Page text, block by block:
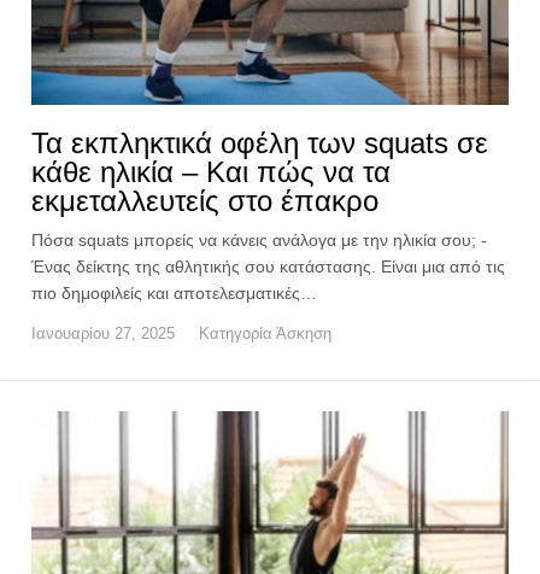
Τα εκπληκτικά οφέλη των squats σε
κάθε ηλικία – Και πώς να τα
εκμεταλλευτείς στο έπακρο
Πόσα squats μπορείς να κάνεις ανάλογα με την ηλικία σου; -
Ένας δείκτης της αθλητικής σου κατάστασης. Είναι μια από τις
πιο δημοφιλείς και αποτελεσματικές…
Ιανουαρίου 27, 2025 Κατηγορία Άσκηση